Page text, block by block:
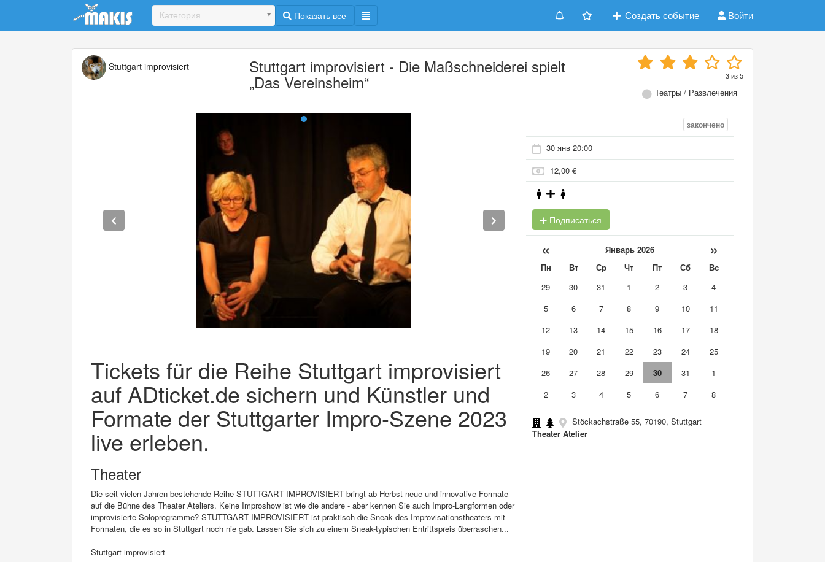
Update cookies preferences
Категория Показать все Создать событие Войти
Stuttgart improvisiert Stuttgart improvisiert - Die Maßschneiderei spielt
„Das Vereinsheim“ 3из5
Театры / Развлечения
Tickets für die Reihe Stuttgart improvisiert
auf ADticket.de sichern und Künstler und
Formate der Stuttgarter Impro-Szene 2023
live erleben.
Theater
Die seit vielen Jahren bestehende Reihe STUTTGART IMPROVISIERT bringt ab Herbst neue und innovative Formate
auf die Bühne des Theater Ateliers. Keine Improshow ist wie die andere - aber kennen Sie auch Impro-Langformen oder
improvisierte Soloprogramme? STUTTGART IMPROVISIERT ist praktisch die Sneak des Improvisationstheaters mit
Formaten, die es so in Stuttgart noch nie gab. Lassen Sie sich zu einem Sneak-typischen Entrittspreis überraschen...
Stuttgart improvisiert
закончено
30 янв 20:00
12,00 €
Подписаться
« Январь 2026 »
Пн Вт Ср Чт Пт Сб
Вс
29
30 31 1 2 3
4
5
6 7 8 9 10
11
12
13 14 15 16 17
18
19
20 21 22 23 24
25
26
27 28 29 30 31
1
2
3 4 5 6 7 8
Stöckachstraße 55, 70190, Stuttgart
Theater Atelier